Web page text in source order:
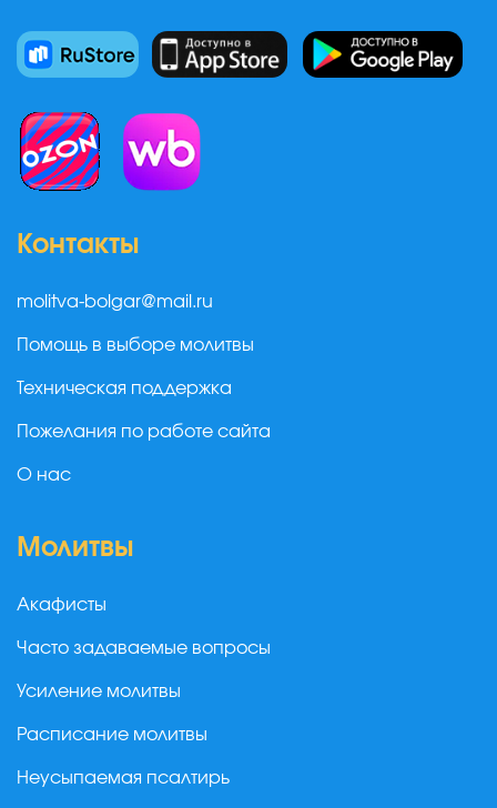
Контакты
molitva-bolgar@mail.ru
Помощь в выборе молитвы
Техническая поддержка
Пожелания по работе сайта
О нас
Молитвы
Акафисты
Часто задаваемые вопросы
Усиление молитвы
Расписание молитвы
Неусыпаемая псалтирь